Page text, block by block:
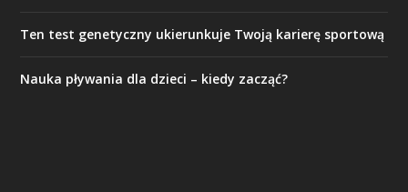
Ten test genetyczny ukierunkuje Twoją karierę sportową
Nauka pływania dla dzieci – kiedy zacząć?